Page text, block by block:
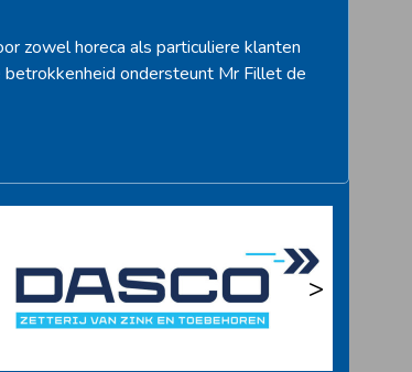
zowel horeca als particuliere klanten
ondersteunt Mr Fillet de
>